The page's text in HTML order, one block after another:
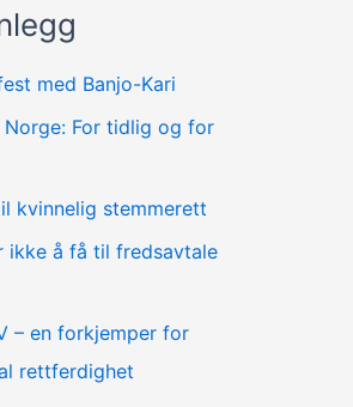
med Banjo-Kari
Norge: For tidlig og for
kvinnelig stemmerett
ikke å få til fredsavtale
– en forkjemper for
rettferdighet